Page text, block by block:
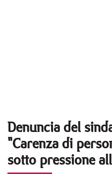
Denuncia del
"Carenza di
sotto pressione